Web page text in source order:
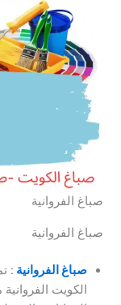
صباغ الفروانية
صباغ الفروانية
صباغ الفروانية :
الكويت